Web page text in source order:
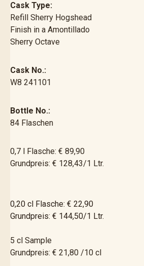
Cask Type:
Refill Sherry Hogshead
Finish in a Amontillado
Sherry Octave
Cask No.:
W8 241101
Bottle No.:
84 Flaschen
0,7 l Flasche: € 89,90
Grundpreis: € 128,43/1 Ltr.
0,20 cl Flasche: € 22,90
Grundpreis: € 144,50/1 Ltr.
5 cl Sample
Grundpreis: € 21,80 /10 cl